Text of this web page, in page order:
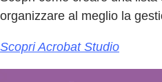
organizzare al meglio la
Scopri Acrobat Studio